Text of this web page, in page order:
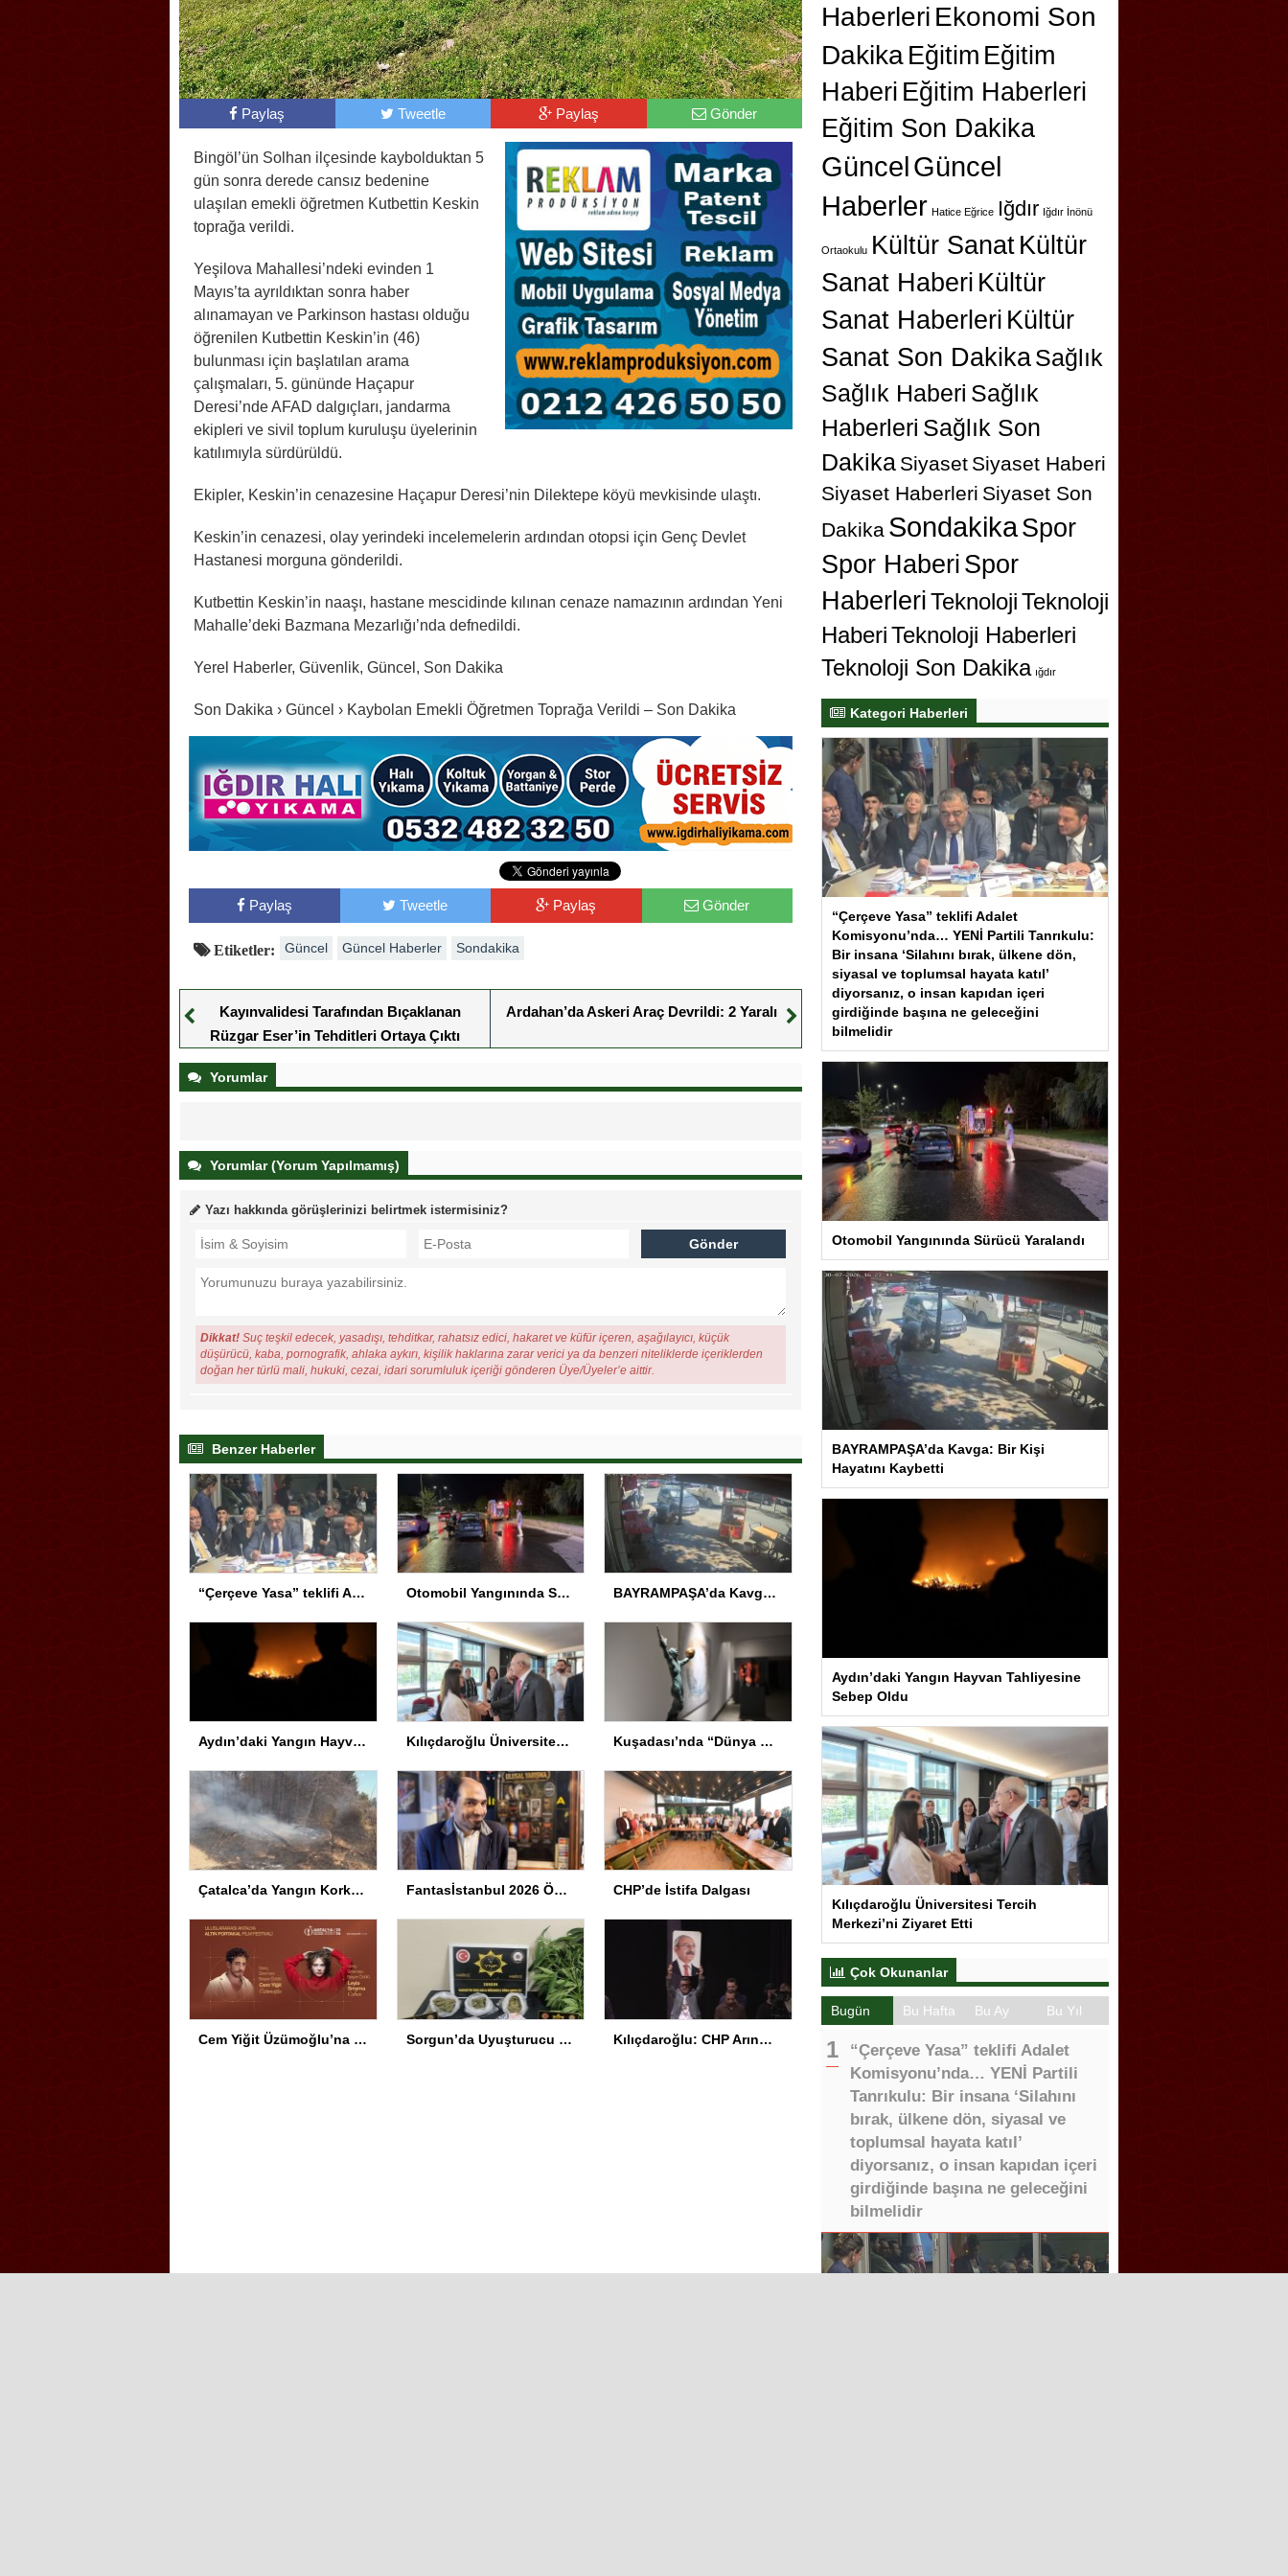
Paylaş Tweetle Paylaş Gönder
Bingöl’ün Solhan ilçesinde kaybolduktan 5
gün sonra derede cansız bedenine
ulaşılan emekli öğretmen Kutbettin Keskin
toprağa verildi.
Yeşilova Mahallesi’ndeki evinden 1
Mayıs’ta ayrıldıktan sonra haber
alınamayan ve Parkinson hastası olduğu
öğrenilen Kutbettin Keskin’in (46)
bulunması için başlatılan arama
çalışmaları, 5. gününde Haçapur
Deresi’nde AFAD dalgıçları, jandarma
ekipleri ve sivil toplum kuruluşu üyelerinin
katılımıyla sürdürüldü.
Ekipler, Keskin’in cenazesine Haçapur Deresi’nin Dilektepe köyü mevkisinde ulaştı.
Keskin’in cenazesi, olay yerindeki incelemelerin ardından otopsi için Genç Devlet
Hastanesi morguna gönderildi.
Kutbettin Keskin’in naaşı, hastane mescidinde kılınan cenaze namazının ardından Yeni
Mahalle’deki Bazmana Mezarlığı’nda defnedildi.
Yerel Haberler, Güvenlik, Güncel, Son Dakika
Son Dakika › Güncel › Kaybolan Emekli Öğretmen Toprağa Verildi – Son Dakika
Paylaş Tweetle Paylaş Gönder
Etiketler: Güncel Güncel Haberler Sondakika
Kayınvalidesi Tarafından Bıçaklanan
Rüzgar Eser’in Tehditleri Ortaya Çıktı
Ardahan’da Askeri Araç Devrildi: 2 Yaralı
Yorumlar
Yorumlar (Yorum Yapılmamış)
Yazı hakkında görüşlerinizi belirtmek istermisiniz?
Dikkat! Suç teşkil edecek, yasadışı, tehditkar, rahatsız edici, hakaret ve küfür içeren, aşağılayıcı, küçük
düşürücü, kaba, pornografik, ahlaka aykırı, kişilik haklarına zarar verici ya da benzeri niteliklerde içeriklerden
doğan her türlü mali, hukuki, cezai, idari sorumluluk içeriği gönderen Üye/Üyeler’e aittir.
Benzer Haberler
“Çerçeve Yasa” teklifi Adalet Komisyonu’nda… YENİ Partili Tanrıkulu: Bir insana ‘Silahını bırak, ülkene dön, siyasal ve toplumsal hayata katıl’ diyorsanız, o insan kapıdan içeri girdiğinde başına ne geleceğini bilmelidir Otomobil Yangınında Sürücü Yaralandı BAYRAMPAŞA’da Kavga: Bir Kişi Hayatını Kaybetti
Aydın’daki Yangın Hayvan Tahliyesine Sebep Oldu Kılıçdaroğlu Üniversitesi Tercih Merkezi’ni Ziyaret Etti Kuşadası’nda “Dünya Hâlâ Çiçek Açıyor” sergisi sanatseverlerle buluşuyor
Çatalca’da Yangın Korkuttu Fantasİstanbul 2026 Ödül Töreni Yapıldı CHP’de İstifa Dalgası
Cem Yiğit Üzümoğlu’na Genç Başarı Ödülü Sorgun’da Uyuşturucu Operasyonu Kılıçdaroğlu: CHP Arınmak Zorunda
Haberleri Ekonomi Son
Dakika Eğitim Eğitim
Haberi Eğitim Haberleri
Eğitim Son Dakika
GüncelGüncel
Haberler Hatice Eğrice Iğdır Iğdır İnönü
Ortaokulu Kültür SanatKültür
Sanat Haberi Kültür
Sanat Haberleri Kültür
Sanat Son DakikaSağlık
Sağlık Haberi Sağlık
Haberleri Sağlık Son
Dakika Siyaset Siyaset Haberi
Siyaset Haberleri Siyaset Son
Dakika SondakikaSpor
Spor Haberi Spor
HaberleriTeknolojiTeknoloji
HaberiTeknoloji Haberleri
Teknoloji Son Dakika ığdır
Kategori Haberleri
“Çerçeve Yasa” teklifi Adalet
Komisyonu’nda… YENİ Partili Tanrıkulu:
Bir insana ‘Silahını bırak, ülkene dön,
siyasal ve toplumsal hayata katıl’
diyorsanız, o insan kapıdan içeri
girdiğinde başına ne geleceğini
bilmelidir
Otomobil Yangınında Sürücü Yaralandı
BAYRAMPAŞA’da Kavga: Bir Kişi
Hayatını Kaybetti
Aydın’daki Yangın Hayvan Tahliyesine
Sebep Oldu
Kılıçdaroğlu Üniversitesi Tercih
Merkezi’ni Ziyaret Etti
Çok Okunanlar
Bugün Bu Hafta Bu Ay Bu Yıl
“Çerçeve Yasa” teklifi Adalet
Komisyonu’nda… YENİ Partili
Tanrıkulu: Bir insana ‘Silahını
bırak, ülkene dön, siyasal ve
toplumsal hayata katıl’
diyorsanız, o insan kapıdan içeri
girdiğinde başına ne geleceğini
bilmelidir